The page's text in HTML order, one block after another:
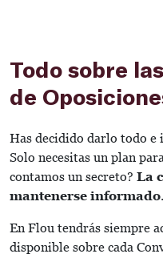
Todo sobre
de
Has decidido darlo todo e
Solo necesitas un plan
contamos un secreto? La
mantenerse informado.
En Flou tendrás siempre
disponible sobre cada